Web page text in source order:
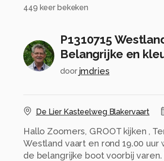
449 keer bekeken
P1310715
Belangrijke en
door jmdries
De Lier Kasteelweg Blakervaart
Hallo Zoomers, GROOT kijken ,
Westland vaart en rond 19.00 uur
de belangrijke boot voorbij